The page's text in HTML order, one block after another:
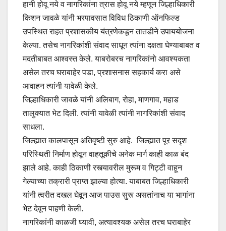
हानी होवू नये व नागरिकांना त्रास होवू नये म्हणून जिल्हाधिकारी
किशन जावळे यांनी भरपावसात विविध ठिकाणी ऑनफिल्ड
उपस्थित राहत प्रशासकीय यंत्रणेकडून तातडीने उपाययोजना
केल्या. तसेच नागरिकांशी संवाद साधून त्यांना दक्षता घेण्याबाबत व
मदतीबाबत आश्वस्त केले. याबरोबरच नागरिकांनो आवश्यकता
असेल तरच घराबाहेर पडा, प्रशासनास सहकार्य करा असे
आवाहन त्यांनी यावेळी केले.
जिल्हाधिकारी जावळे यांनी अलिबाग, रोहा, माणगाव, महाड
तालुक्यात भेट दिली. त्यांनी यावेळी त्यांनी नागरिकांशी संवाद
साधला.
जिल्ह्यात कालपासून अतिवृष्टी सुरु आहे. जिल्ह्यात पूर सदृश
परिस्थिती निर्माण होवून वाहतूकीचे अनेक मार्ग काही काळ बंद
झाले आहे. काही ठिकाणी रस्त्यावरील मुरूम व गिट्टी वाहून
गेल्याच्या तक्रारी प्राप्त झाल्या होत्या. याबाबत जिल्हाधिकारी
यांनी त्वरीत दखल घेवून आज पाउस सुरू असतांनाच या भागांना
भेट देवून पाहणी केली.
नागरिकांनी काळजी घ्यावी, अत्यावश्यक असेल तरच घराबाहेर